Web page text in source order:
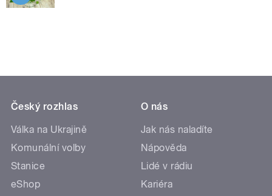
Český rozhlas
Válka na Ukrajině
Komunální volby
Stanice
eShop
O nás
Jak nás naladíte
Nápověda
Lidé v rádiu
Kariéra